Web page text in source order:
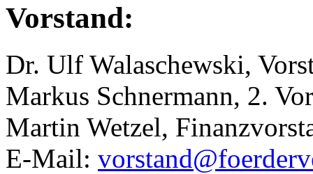
Vorstand:
Dr. Ulf Walaschewski,
Markus Schnermann, 2.
Martin Wetzel,
E-Mail: